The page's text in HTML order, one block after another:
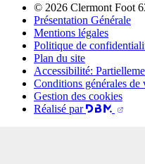
© 2026 Clermont Foot
Présentation Générale
Mentions légales
Politique de
Plan du site
Accessibilité:
Conditions générales de
Gestion des cookies
Réalisé par